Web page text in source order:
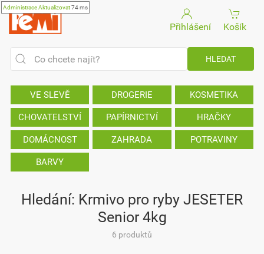
AdministraceAktualizovat74 ms
Přihlášení Košík
VE SLEVĚ DROGERIE KOSMETIKA
CHOVATELSTVÍ PAPÍRNICTVÍ HRAČKY
DOMÁCNOST ZAHRADA POTRAVINY
BARVY
Hledání: Krmivo pro ryby JESETER
Senior 4kg
6 produktů